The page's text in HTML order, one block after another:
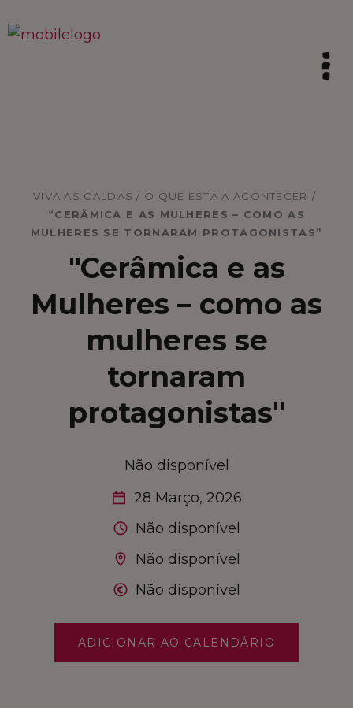
SINTA A TRADIÇÃO
VIVA AS CALDAS
VIBRE COM A INOVAÇÃO
COMPRE LOCAL
VIVA AS CALDAS / O QUE ESTÁ A ACONTECER /
“CERÂMICA E AS MULHERES – COMO AS
MULHERES SE TORNARAM PROTAGONISTAS”
"Cerâmica e as
Mulheres – como as
mulheres se
tornaram
protagonistas"
Não disponível
28 Março, 2026
Não disponível
Não disponível
Não disponível
ADICIONAR AO CALENDÁRIO